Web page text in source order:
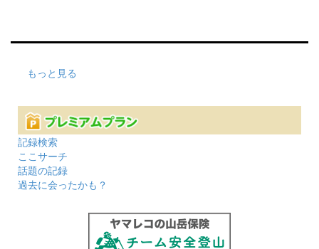
もっと見る
記録検索
ここサーチ
話題の記録
過去に会ったかも？